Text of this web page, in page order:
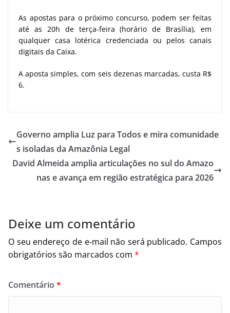
As apostas para o próximo concurso, podem ser feitas
até as 20h de terça-feira (horário de Brasília), em
qualquer casa lotérica credenciada ou pelos canais
digitais da Caixa.
A aposta simples, com seis dezenas marcadas, custa R$
6.
Governo amplia Luz para Todos e mira comunidade
s isoladas da Amazônia Legal
David Almeida amplia articulações no sul do Amazo
nas e avança em região estratégica para 2026
Deixe um comentário
O seu endereço de e-mail não será publicado. Campos
obrigatórios são marcados com *
Comentário *